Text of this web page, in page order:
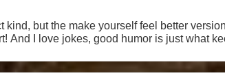
kind, but the make yourself feel better
And I love jokes, good humor is just what